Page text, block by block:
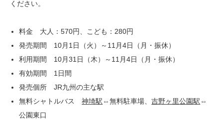
ください。
料金 大人：570円、こども：280円
発売期間 10月1日（火）～11月4日（月・振休）
利用期間 10月31日（木）～11月4日（月・振休）
有効期間 1日間
発売個所 JR九州の主な駅
無料シャトルバス神埼駅 ⇔無料駐車場、吉野ヶ里公園駅 ⇔
公園東口